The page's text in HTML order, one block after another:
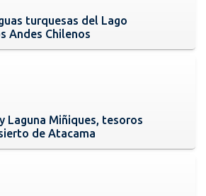
turquesas del Lago
Andes Chilenos
Laguna Miñiques, tesoros
de Atacama